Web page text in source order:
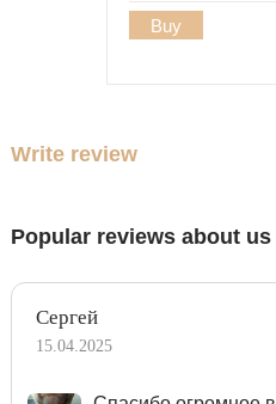
Buy
Write review
Popular reviews about us
Сергей
15.04.2025